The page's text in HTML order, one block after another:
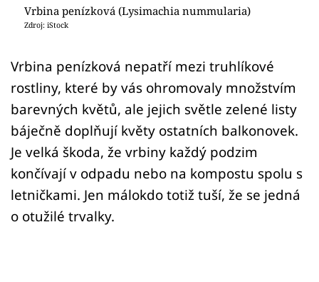
Vrbina penízková (Lysimachia nummularia)
Zdroj: iStock
Vrbina penízková nepatří mezi truhlíkové
rostliny, které by vás ohromovaly množstvím
barevných květů, ale jejich světle zelené listy
báječně doplňují květy ostatních balkonovek.
Je velká škoda, že vrbiny každý podzim
končívají v odpadu nebo na kompostu spolu s
letničkami. Jen málokdo totiž tuší, že se jedná
o otužilé trvalky.